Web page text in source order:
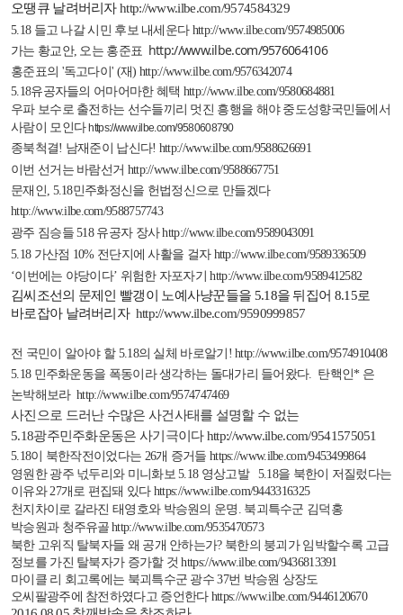
오땡큐 날려버리자 http://www.ilbe.com/9574584329
5.18 들고 나갈 시민 후보 내세운다 http://www.ilbe.com/9574985006
가는 황교안, 오는 홍준표 http://www.ilbe.com/9576064106
홍준표의 '독고다이' (재) http://www.ilbe.com/9576342074
5.18유공자들의 어마어마한 혜택 http://www.ilbe.com/9580684881
우파 보수로 출전하는 선수들끼리 멋진 흥행을 해야 중도성향국민들에서
사람이 모인다 https://www.ilbe.com/9580608790
종북척결! 남재준이 납신다! http://www.ilbe.com/9588626691
이번 선거는 바람선거 http://www.ilbe.com/9588667751
문재인, 5.18민주화정신을 헌법정신으로 만들겠다
http://www.ilbe.com/9588757743
광주 짐승들518 유공자 장사 http://www.ilbe.com/9589043091
5.18 가산점 10% 전단지에 사활을 걸자 http://www.ilbe.com/9589336509
‘이번에는 야당이다’ 위험한 자포자기 http://www.ilbe.com/9589412582
김씨조선의 문제인 빨갱이 노예사냥꾼들을 5.18을 뒤집어 8.15로
바로잡아 날려버리자 http://www.ilbe.com/9590999857
전 국민이 알아야 할5.18의 실체 바로알기 ! http://www.ilbe.com/9574910408
5.18 민주화운동을 폭동이라 생각하는 돌대가리 들어왔다. 탄핵인* 은
논박해보라 http://www.ilbe.com/9574747469
사진으로 드러난 수많은 사건사태를 설명할 수 없는
5.18광주민주화운동은 사기극이다 http://www.ilbe.com/9541575051
5.18이 북한작전이었다는 26개 증거들 https://www.ilbe.com/9453499864
영원한 광주 넋두리와 미니화보5.18 영상고발5.18을 북한이 저질렀다는
이유와27개로 편집돼 있다 https://www.ilbe.com/9443316325
천지차이로 갈라진 태영호와 박승원의 운명 . 북괴특수군 김덕홍
박승원과 청주유골 http://www.ilbe.com/9535470573
북한 고위직 탈북자들 왜 공개 안하는가? 북한의 붕괴가 임박할수록 고급
정보를 가진 탈북자가 증가할 것https://www.ilbe.com/9436813391
마이클 리 회고록에는 북괴특수군 광수 37번 박승원 상장도
오씨팔광주에 참전하였다고 증언한다 https://www.ilbe.com/9446120670